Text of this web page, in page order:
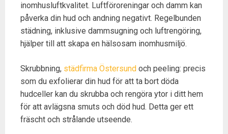
inomhusluftkvalitet. Luftföroreningar och damm kan
påverka din hud och andning negativt. Regelbunden
städning, inklusive dammsugning och luftrengöring,
hjälper till att skapa en hälsosam inomhusmiljö.
Skrubbning, städfirma Östersund och peeling: precis
som du exfolierar din hud för att ta bort döda
hudceller kan du skrubba och rengöra ytor i ditt hem
för att avlägsna smuts och död hud. Detta ger ett
fräscht och strålande utseende.